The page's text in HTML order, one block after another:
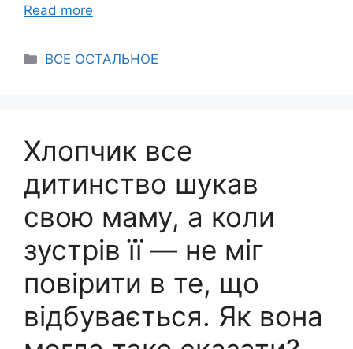
Read more
Categories
ВСЕ ОСТАЛЬНОЕ
Хлопчик все
дитинство шукав
свою маму, а коли
зустрів її — не міг
повірити в те, що
відбувається. Як вона